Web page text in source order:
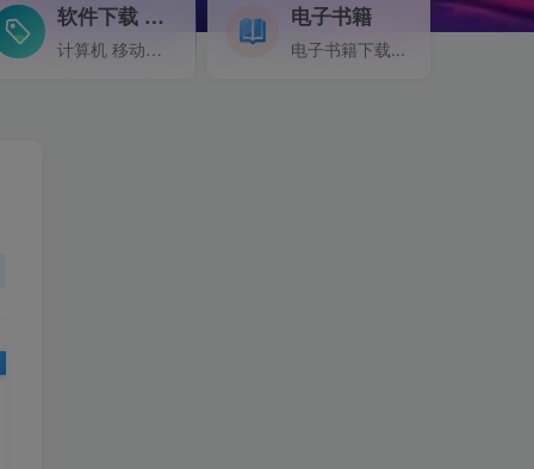
软件下载GO
计算机 移动设备 软件下载....
电子书籍
电子书籍下载...